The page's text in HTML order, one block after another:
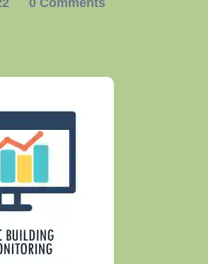
0 Comments